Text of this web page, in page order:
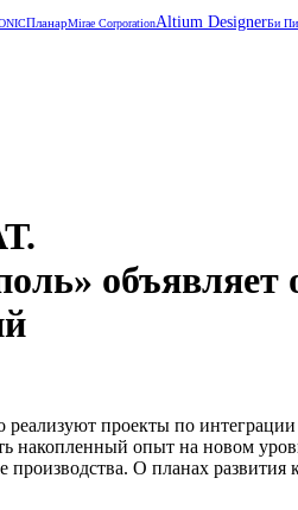
ПланарMirae CorporationAltium DesignerБи
объявляет
проекты по
накопленный опыт на новом
производства. О планах